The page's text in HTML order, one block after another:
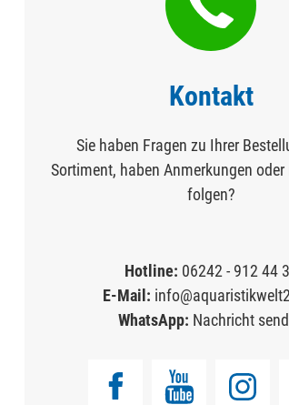
Kontakt
Sie haben Fragen zu Ihrer
Sortiment, haben Anmerkungen
folgen?
Hotline: 06242 - 912 44
E-Mail:
WhatsApp: Nachricht